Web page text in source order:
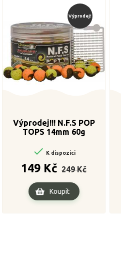
Výprodej!
Výprodej!!! N.F.S POP
TOPS 14mm 60g
 K dispozici
149 Kč
cena
249 Kč
Koupit